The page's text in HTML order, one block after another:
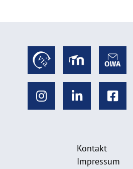
Kontakt
Impressum